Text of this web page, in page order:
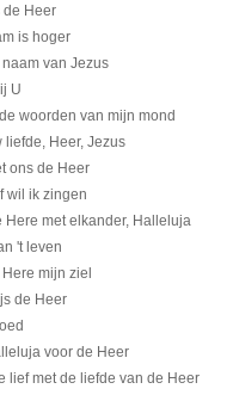
de Heer
is hoger
van Jezus
U
woorden van mijn mond
liefde, Heer, Jezus
ons de Heer
wil ik zingen
Here met elkander, Halleluja
't leven
mijn ziel
de Heer
voor de Heer
lief met de liefde van de Heer